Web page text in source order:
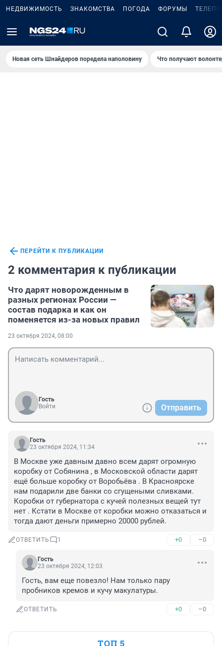
НЕДВИЖИМОСТЬ ЗНАКОМСТВА ПОГОДА ФОРУМЫ
Новая сеть Шнайдеров поредела наполовину Что получают
ПЕРЕЙТИ К ПУБЛИКАЦИИ
2 комментария к публикации
Что дарят новорожденным в
разных регионах России —
состав подарка и как он
поменяется из-за новых правил
23 октября 2024, 08:00
Гость
Войти
Отправить
Гость
23 октября 2024, 11:34
В Москве уже давным давно всем дарят огромную
коробку от Собянина , в Московской области дарят
ещё больше коробку от Воробьёва . В Красноярске
нам подарили две банки со сгущеными сливками.
Коробки от губернатора с кучей полезных вещей тут
нет . Кстати в Москве от коробки можно отказаться и
тогда дают деньги примерно 20000 рублей.
ОТВЕТИТЬ 1 +0 –0
Гость
23 октября 2024, 12:03
Гость, вам еще повезло! Нам только пару
пробников кремов и кучу макулатуры.
ОТВЕТИТЬ +0 –0
ТОП 5